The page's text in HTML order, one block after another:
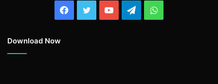
Facebook
TwitterYouTubeTelegramWhatsApp
Download Now